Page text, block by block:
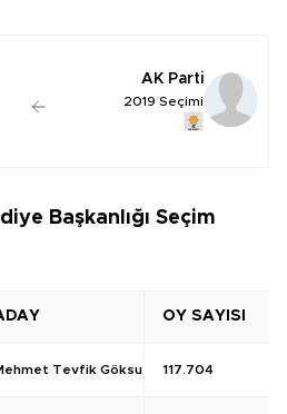
AK Parti
2019 Seçimi
Başkanlığı Seçim
OY SAYISI
Tevfik Göksu 117.704